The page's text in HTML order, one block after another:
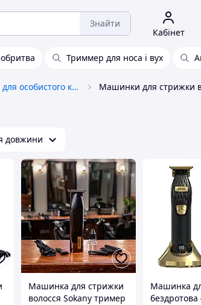
Знайти
Кабінет
Триммер для носа і вух
Побутова техніка для особистого користування
довжини
Машинка для стрижки
волосся Sokany тример
Машинка
бездротова